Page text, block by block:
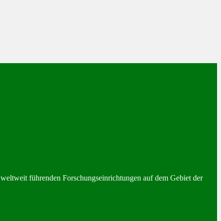
führenden Forschungseinrichtungen auf dem Gebiet der